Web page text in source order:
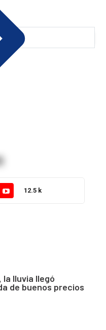
12.5 k
la lluvia llegó
de buenos precios